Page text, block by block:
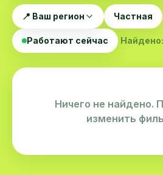
📍 Ваш регион Частная
Работают сейчас
Ничего не найдено.
изменить